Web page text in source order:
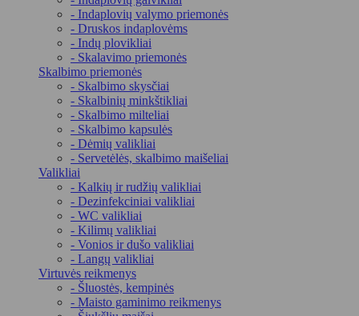
- Indaplovių valymo priemonės
- Druskos indaplovėms
- Indų plovikliai
- Skalavimo priemonės
Skalbimo priemonės
- Skalbimo skysčiai
- Skalbinių minkštikliai
- Skalbimo milteliai
- Skalbimo kapsulės
- Dėmių valikliai
- Servetėlės, skalbimo maišeliai
Valikliai
- Kalkių ir rudžių valikliai
- Dezinfekciniai valikliai
- WC valikliai
- Kilimų valikliai
- Vonios ir dušo valikliai
- Langų valikliai
Virtuvės reikmenys
- Šluostės, kempinės
- Maisto gaminimo reikmenys